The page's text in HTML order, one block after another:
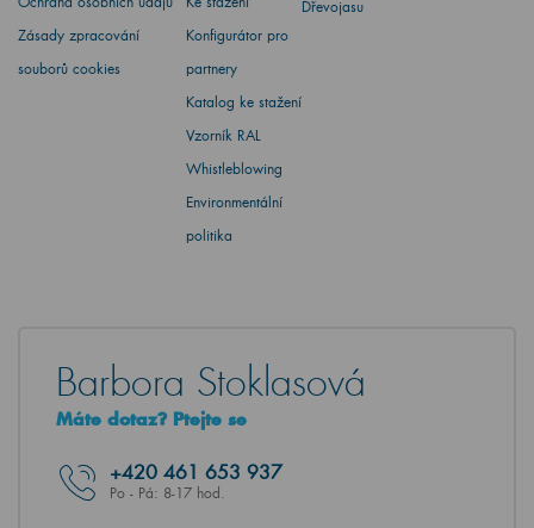
Zásady zpracování
souborů cookies
Konfigurátor pro
partnery
Katalog ke stažení
Vzorník RAL
Whistleblowing
Environmentální
politika
Dřevojasu
Barbora Stoklasová
Máte dotaz? Ptejte se
+420 461 653 937
Po - Pá: 8-17 hod.